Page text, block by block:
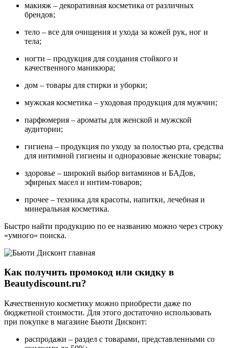
макияж – декоративная косметика от различных
брендов;
тело – все для очищения и ухода за кожей рук, ног и
тела;
ногти – продукция для создания стойкого и
качественного маникюра;
дом – товары для стирки и уборки;
мужская косметика – уходовая продукция для мужчин;
парфюмерия – ароматы для женской и мужской
аудитории;
гигиена – продукция по уходу за полостью рта, средства
для интимной гигиены и одноразовые женские товары;
здоровье – широкий выбор витаминов и БАДов,
эфирных масел и интим-товаров;
прочее – техника для красоты, напитки, лечебная и
минеральная косметика.
Быстро найти продукцию по ее названию можно через строку
«умного» поиска.
Как получить промокод или скидку в
Beautydiscount.ru?
Качественную косметику можно приобрести даже по
бюджетной стоимости. Для этого достаточно использовать
при покупке в магазине Бьюти Дисконт:
распродажи – раздел с товарами, представленными со